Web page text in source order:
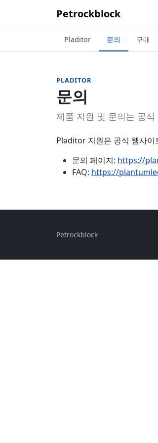
Petrockblock
Pladitor 문의 구매
PLADITOR
문의
제품 지원 및 문의는 공
Pladitor 지원은 공식 웹사이
문의 페이지: https://
FAQ: https://
Petrockblock